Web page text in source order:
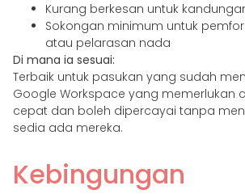
Kurang berkesan untuk
Sokongan minimum untuk
atau pelarasan nada
Di mana ia sesuai:
Terbaik untuk pasukan yang sudah
Google Workspace yang memerlukan
cepat dan boleh dipercayai tanpa
sedia ada mereka.
Kebingungan